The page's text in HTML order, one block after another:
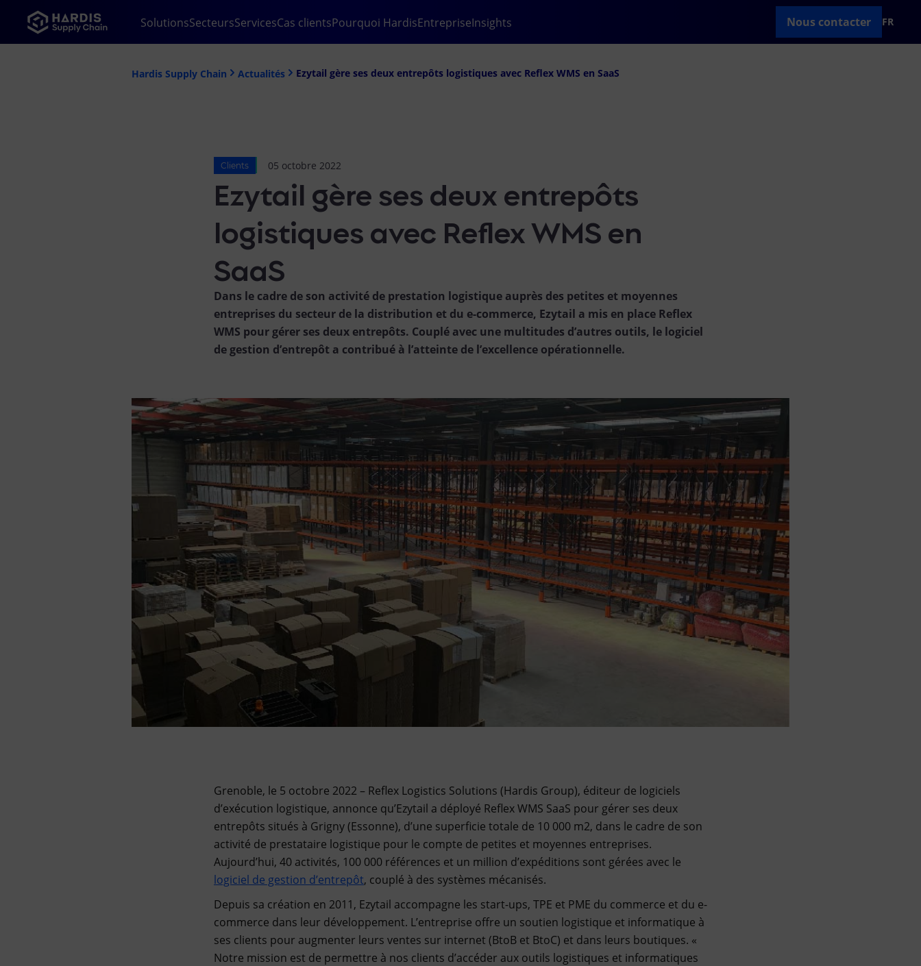
SolutionsSecteursServicesCas clientsPourquoi HardisEntrepriseInsights Nous contacter FR
Hardis Supply Chain Actualités Ezytail gère ses deux entrepôts logistiques avec Reflex WMS en SaaS
Clients 05 octobre 2022
Ezytail gère ses deux entrepôts
logistiques avec Reflex WMS en
SaaS
Dans le cadre de son activité de prestation logistique auprès des petites et moyennes
entreprises du secteur de la distribution et du e-commerce, Ezytail a mis en place Reflex
WMS pour gérer ses deux entrepôts. Couplé avec une multitudes d’autres outils, le logiciel
de gestion d’entrepôt a contribué à l’atteinte de l’excellence opérationnelle.
Grenoble, le 5 octobre 2022 – Reflex Logistics Solutions (Hardis Group), éditeur de logiciels
d’exécution logistique, annonce qu’Ezytail a déployé Reflex WMS SaaS pour gérer ses deux
entrepôts situés à Grigny (Essonne), d’une superficie totale de 10 000 m2, dans le cadre de son
activité de prestataire logistique pour le compte de petites et moyennes entreprises.
Aujourd’hui, 40 activités, 100 000 références et un million d’expéditions sont gérées avec le
logiciel de gestion d’entrepôt, couplé à des systèmes mécanisés.
Depuis sa création en 2011, Ezytail accompagne les start-ups, TPE et PME du commerce et du e-
commerce dans leur développement. L’entreprise offre un soutien logistique et informatique à
ses clients pour augmenter leurs ventes sur internet (BtoB et BtoC) et dans leurs boutiques. «
Notre mission est de permettre à nos clients d’accéder aux outils logistiques et informatiques